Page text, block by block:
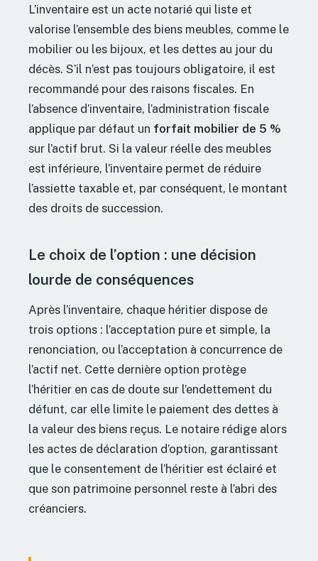
L’inventaire est un acte notarié qui liste et
valorise l’ensemble des biens meubles, comme le
mobilier ou les bijoux, et les dettes au jour du
décès. S’il n’est pas toujours obligatoire, il est
recommandé pour des raisons fiscales. En
l’absence d’inventaire, l’administration fiscale
applique par défaut un forfait mobilier de 5 %
sur l’actif brut. Si la valeur réelle des meubles
est inférieure, l’inventaire permet de réduire
l’assiette taxable et, par conséquent, le montant
des droits de succession.
Le choix de l’option : une décision
lourde de conséquences
Après l’inventaire, chaque héritier dispose de
trois options : l’acceptation pure et simple, la
renonciation, ou l’acceptation à concurrence de
l’actif net. Cette dernière option protège
l’héritier en cas de doute sur l’endettement du
défunt, car elle limite le paiement des dettes à
la valeur des biens reçus. Le notaire rédige alors
les actes de déclaration d’option, garantissant
que le consentement de l’héritier est éclairé et
que son patrimoine personnel reste à l’abri des
créanciers.